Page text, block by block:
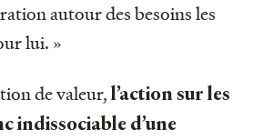
autour des besoins les
lui. »
de valeur, l’action sur les
indissociable d’une